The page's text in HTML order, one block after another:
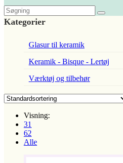
Kategorier
Glasur til keramik
Keramik - Bisque - Lertøj
Værktøj og tilbehør
Visning:
31
62
Alle